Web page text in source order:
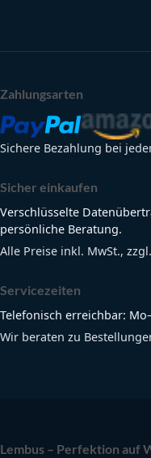
Zahlungsarten
Sichere Bezahlung bei
Sicher einkaufen
Verschlüsselte
persönliche Beratung.
Alle Preise inkl. MwSt.,
Servicezeiten
Telefonisch erreichbar:
Wir beraten zu
Lembus – Perfektion auf